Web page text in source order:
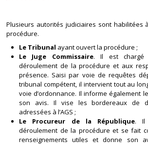
Plusieurs autorités judiciaires sont habilitées
procédure.
Le Tribunal ayant ouvert la procédure ;
Le Juge Commissaire. Il est chargé
déroulement de la procédure et aux
présence. Saisi par voie de requêtes
tribunal compétent, il intervient tout au
voie d’ordonnance. Il informe également
son avis. Il vise les bordereaux de
adressées à l’AGS ;
Le Procureur de la République. Il
déroulement de la procédure et se fait
renseignements utiles et donne son